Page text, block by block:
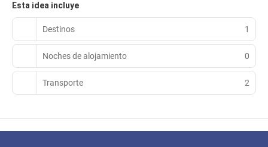
Esta idea incluye
Destinos 1
Noches de alojamiento 0
Transporte 2